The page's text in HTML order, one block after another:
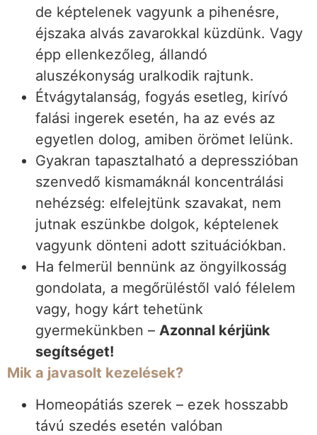
de képtelenek vagyunk a pihenésre,
éjszaka alvás zavarokkal küzdünk. Vagy
épp ellenkezőleg, állandó
aluszékonyság uralkodik rajtunk.
Étvágytalanság, fogyás esetleg, kirívó
falási ingerek esetén, ha az evés az
egyetlen dolog, amiben örömet lelünk.
Gyakran tapasztalható a depresszióban
szenvedő kismamáknál koncentrálási
nehézség: elfelejtünk szavakat, nem
jutnak eszünkbe dolgok, képtelenek
vagyunk dönteni adott szituációkban.
Ha felmerül bennünk az öngyilkosság
gondolata, a megőrüléstől való félelem
vagy, hogy kárt tehetünk
gyermekünkben – Azonnal kérjünk
segítséget!
Mik a javasolt kezelések?
Homeopátiás szerek – ezek hosszabb
távú szedés esetén valóban